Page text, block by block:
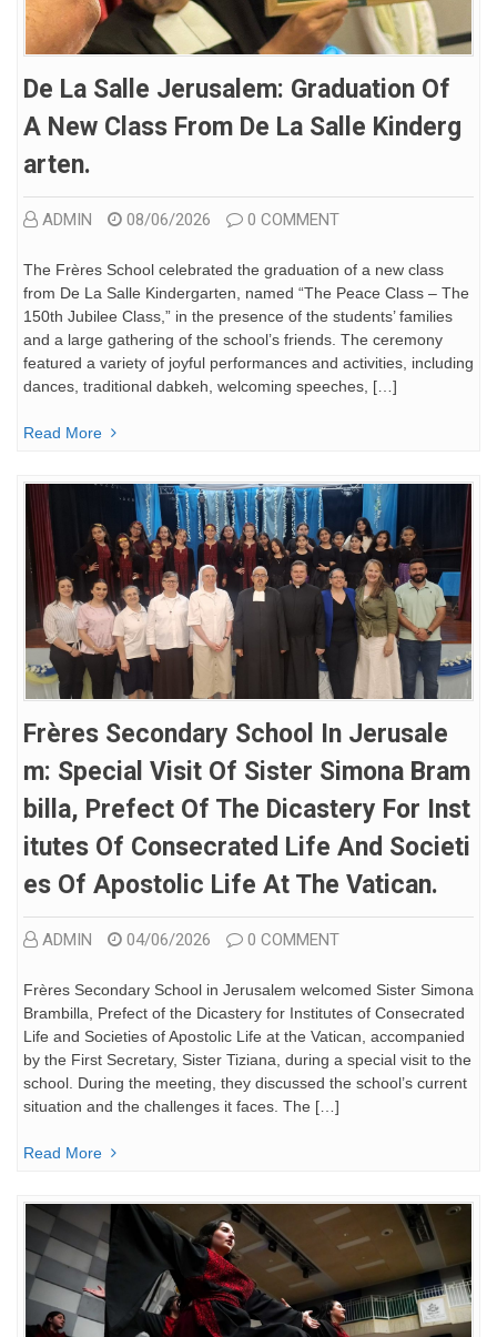
De La Salle Jerusalem: Graduation Of
A New Class From De La Salle Kinderg
Arten.
ADMIN 08/06/2026 0 COMMENT
The Frères School celebrated the graduation of a new class
from De La Salle Kindergarten, named “The Peace Class – The
150th Jubilee Class,” in the presence of the students’ families
and a large gathering of the school’s friends. The ceremony
featured a variety of joyful performances and activities, including
dances, traditional dabkeh, welcoming speeches, […]
Read More
Frères Secondary School In Jerusale
M: Special Visit Of Sister Simona Bram
Billa, Prefect Of The Dicastery For Inst
Itutes Of Consecrated Life And Societi
Es Of Apostolic Life At The Vatican.
ADMIN 04/06/2026 0 COMMENT
Frères Secondary School in Jerusalem welcomed Sister Simona
Brambilla, Prefect of the Dicastery for Institutes of Consecrated
Life and Societies of Apostolic Life at the Vatican, accompanied
by the First Secretary, Sister Tiziana, during a special visit to the
school. During the meeting, they discussed the school’s current
situation and the challenges it faces. The […]
Read More